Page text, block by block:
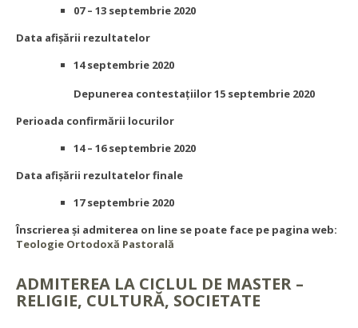
07 – 13 septembrie 2020
Data afișării rezultatelor
14 septembrie 2020
Depunerea contestațiilor 15 septembrie 2020
Perioada confirmării locurilor
14 – 16 septembrie 2020
Data afișării rezultatelor finale
17 septembrie 2020
Înscrierea şi admiterea on line se poate face pe pagina web:
Teologie Ortodoxă Pastorală
ADMITEREA LA CICLUL DE MASTER –
RELIGIE, CULTURĂ, SOCIETATE